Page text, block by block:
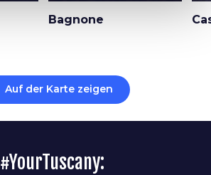
Bagnone
Auf der Karte zeigen
#YourTuscany: